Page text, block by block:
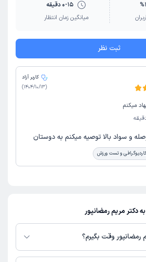
%
0-15 دقیقه
میانگین زمان انتظار
ثبت نظر
کاربر آزاد
(
1404/10/13
)
میکنم
و سواد بالا توصيه ميكنم به دوستان
و تست ورزش
دکتر مریم رمضانپور
رمضانپور وقت بگیرم؟
دارای پروفایل فعال و نوبت‌دهی باز در پلتفرم